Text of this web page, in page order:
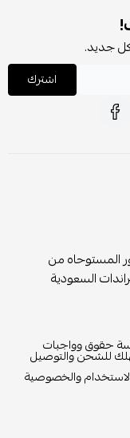
كل جديد.
اشترك
المستوحاه من
السعودية
حقوق وواجبات
للشحن والتوصيل
والخصوصية